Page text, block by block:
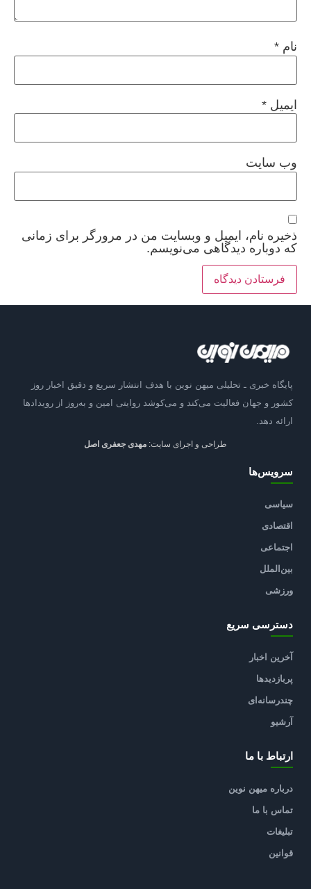
نام *
ایمیل *
وب‌ سایت
ذخیره نام، ایمیل و وبسایت من در مرورگر برای زمانی
که دوباره دیدگاهی می‌نویسم.
پایگاه خبری ـ تحلیلی میهن نوین با هدف انتشار سریع و دقیق اخبار روز
کشور و جهان فعالیت می‌کند و می‌کوشد روایتی امین و به‌روز از رویدادها
ارائه دهد.
طراحی و اجرای سایت: مهدی جعفری اصل
سرویس‌ها
سیاسی
اقتصادی
اجتماعی
بین‌الملل
ورزشی
دسترسی سریع
آخرین اخبار
پربازدیدها
چندرسانه‌ای
آرشیو
ارتباط با ما
درباره میهن نوین
تماس با ما
تبلیغات
قوانین